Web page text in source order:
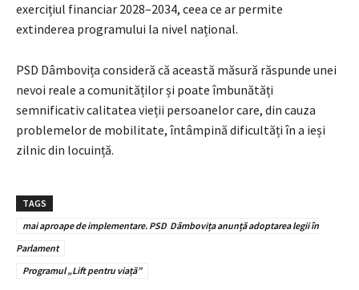
exercițiul financiar 2028–2034, ceea ce ar permite
extinderea programului la nivel național.
PSD Dâmbovița consideră că această măsură răspunde unei
nevoi reale a comunităților și poate îmbunătăți
semnificativ calitatea vieții persoanelor care, din cauza
problemelor de mobilitate, întâmpină dificultăți în a ieși
zilnic din locuință.
TAGS
mai aproape de implementare. PSD Dâmbovița anunță adoptarea legii în
Parlament
Programul „Lift pentru viață”